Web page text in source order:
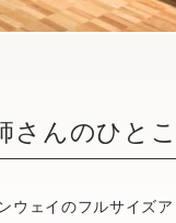
さんのひと
ウェイのフルサイズ